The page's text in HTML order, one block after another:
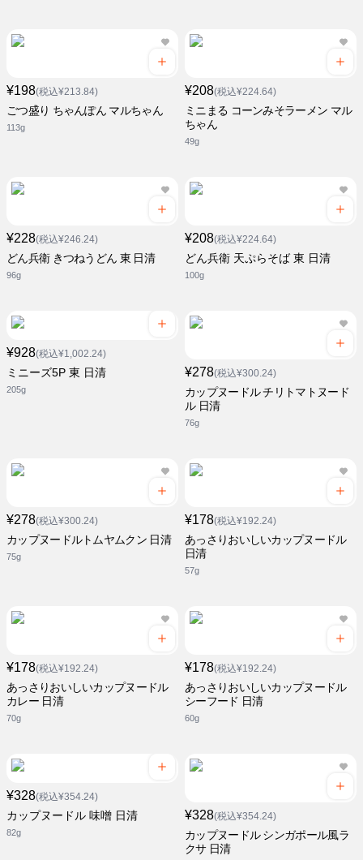
¥198(税込¥213.84)
ごつ盛り ちゃんぽん マルちゃん
113g
¥208(税込¥224.64)
ミニまる コーンみそラーメン マル
ちゃん
49g
¥228(税込¥246.24)
どん兵衛 きつねうどん 東 日清
96g
¥208(税込¥224.64)
どん兵衛 天ぷらそば 東 日清
100g
¥928(税込¥1,002.24)
ミニーズ5P 東 日清
205g
¥278(税込¥300.24)
カップヌードル チリトマトヌード
ル 日清
76g
¥278(税込¥300.24)
カップヌードルトムヤムクン 日清
75g
¥178(税込¥192.24)
あっさりおいしいカップヌードル
日清
57g
¥178(税込¥192.24)
あっさりおいしいカップヌードル
カレー 日清
70g
¥178(税込¥192.24)
あっさりおいしいカップヌードル
シーフード 日清
60g
¥328(税込¥354.24)
カップヌードル 味噌 日清
82g
¥328(税込¥354.24)
カップヌードル シンガポール風ラ
クサ 日清